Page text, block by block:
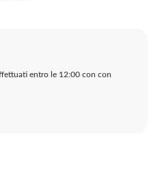
entro le 12:00 con con